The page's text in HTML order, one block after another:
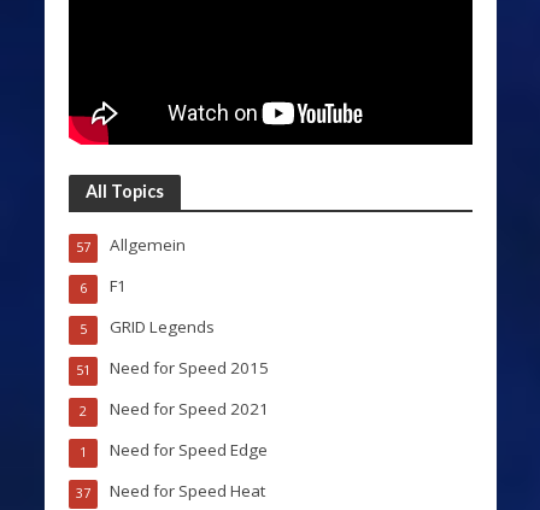
All Topics
Allgemein
57
F1
6
GRID Legends
5
Need for Speed 2015
51
Need for Speed 2021
2
Need for Speed Edge
1
Need for Speed Heat
37